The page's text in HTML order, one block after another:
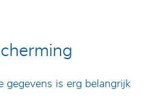
import- en
gegevens is erg belangrijk